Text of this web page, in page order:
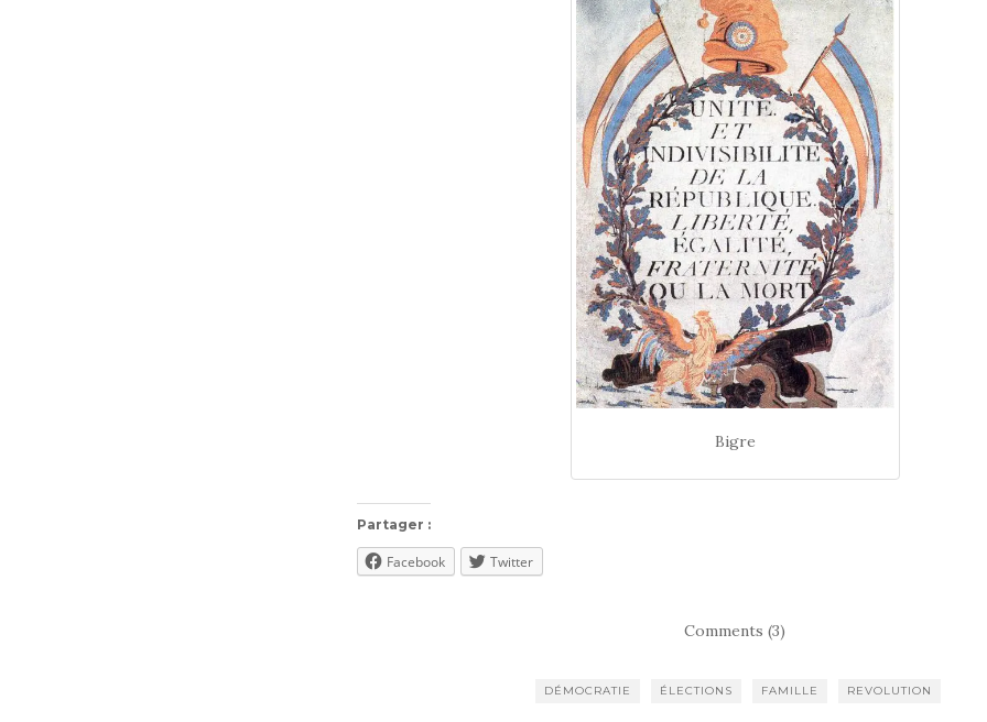
Bigre
Partager :
Facebook Twitter
Comments (3)
DÉMOCRATIE ÉLECTIONS FAMILLE REVOLUTION